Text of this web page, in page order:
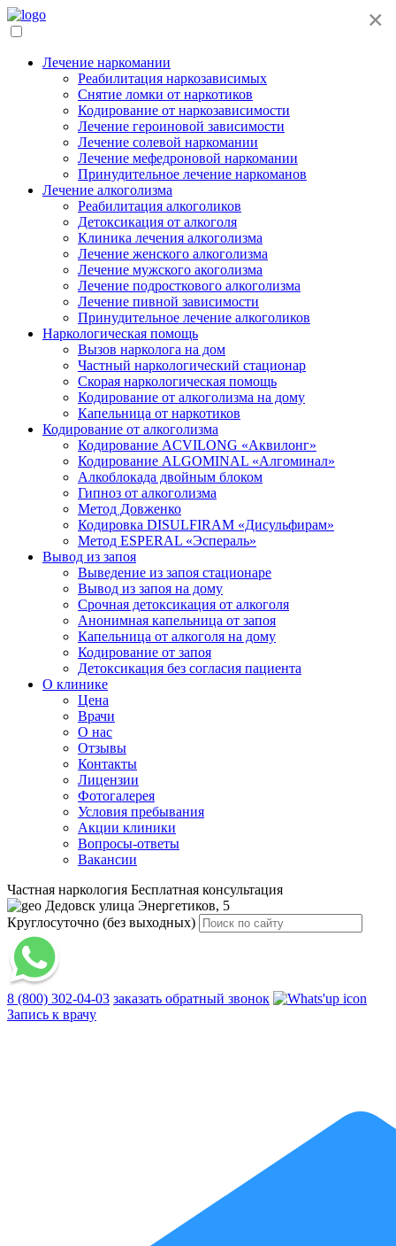
Лечение наркомании
Реабилитация наркозависимых
Снятие ломки от наркотиков
Кодирование от наркозависимости
Лечение героиновой зависимости
Лечение солевой наркомании
Лечение мефедроновой наркомании
Принудительное лечение наркоманов
Лечение алкоголизма
Реабилитация алкоголиков
Детоксикация от алкоголя
Клиника лечения алкоголизма
Лечение женского алкоголизма
Лечение мужского акоголизма
Лечение подросткового алкоголизма
Лечение пивной зависимости
Принудительное лечение алкоголиков
Наркологическая помощь
Вызов нарколога на дом
Частный наркологический стационар
Скорая наркологическая помощь
Кодирование от алкоголизма на дому
Капельница от наркотиков
Кодирование от алкоголизма
Кодирование ACVILONG «Аквилонг»
Кодирование ALGOMINAL «Алгоминал»
Алкоблокада двойным блоком
Гипноз от алкоголизма
Метод Довженко
Кодировка DISULFIRAM «Дисульфирам»
Метод ESPERAL «Эспераль»
Вывод из запоя
Выведение из запоя стационаре
Вывод из запоя на дому
Срочная детоксикация от алкоголя
Анонимная капельница от запоя
Капельница от алкоголя на дому
Кодирование от запоя
Детоксикация без согласия пациента
О клинике
Цена
Врачи
О нас
Отзывы
Контакты
Лицензии
Фотогалерея
Условия пребывания
Акции клиники
Вопросы-ответы
Вакансии
Частная наркология Бесплатная консультация
Дедовск улица Энергетиков, 5
Круглосуточно (без выходных)
8 (800) 302-04-03 заказать обратный звонок
Запись к врачу
×